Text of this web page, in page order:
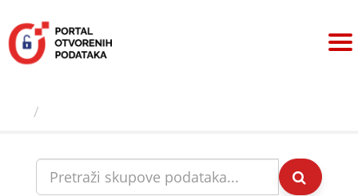
sadržaj